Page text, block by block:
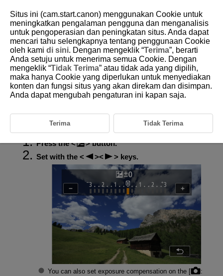
D292-050
Exposure Compensation
Exposure compensation can brighten (increase exposure) or darken
(decrease exposure) the standard exposure set by the camera.
Exposure compensation is available in
, , and
Auto are both set, seeM: Manual Exposure Shooting.
Press the
button.
Set with the
keys.
You can also set exposure compensation on the [
:
Situs ini (cam.start.canon) menggunakan Cookie untuk
meningkatkan pengalaman pengguna dan menganalisis
untuk pengoperasian dan peningkatan situs. Anda dapat
mencari tahu selengkapnya tentang penggunaan Cookie
oleh kami di sini. Dengan mengeklik “Terima”, berarti
Anda setuju untuk menerima semua Cookie. Dengan
mengeklik “Tidak Terima” atau tidak ada yang dipilih,
maka hanya Cookie yang diperlukan untuk menyediakan
konten dan fungsi situs yang akan direkam dan disimpan.
Anda dapat mengubah pengaturan ini kapan saja.
Terima Tidak Terima